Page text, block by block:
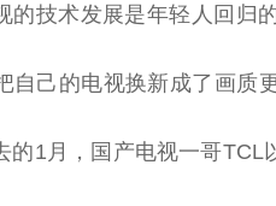
的技术发展是年轻人回归
自己的电视换新成了画质
的1月，国产电视一哥TCL